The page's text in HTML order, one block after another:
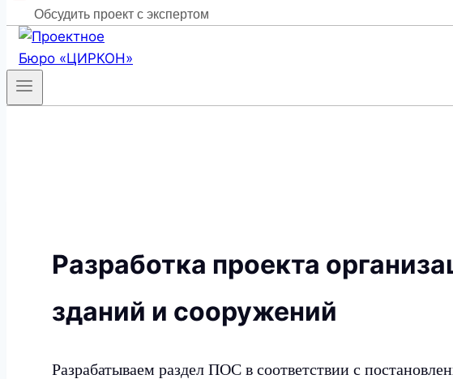
Обсудить проект с экспертом
Разработка проекта
зданий и сооружений
Разрабатываем раздел ПОС в соответствии с